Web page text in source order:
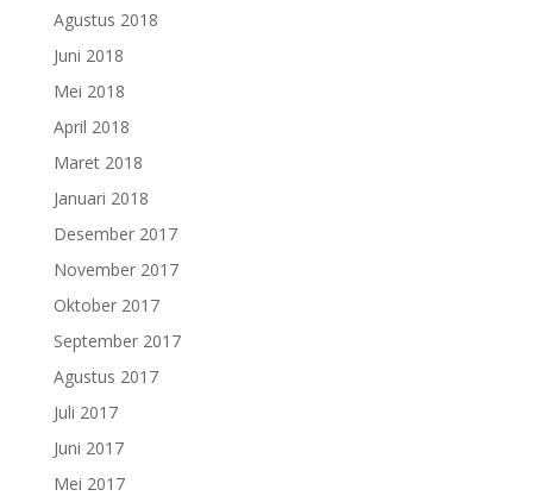
Agustus 2018
Juni 2018
Mei 2018
April 2018
Maret 2018
Januari 2018
Desember 2017
November 2017
Oktober 2017
September 2017
Agustus 2017
Juli 2017
Juni 2017
Mei 2017